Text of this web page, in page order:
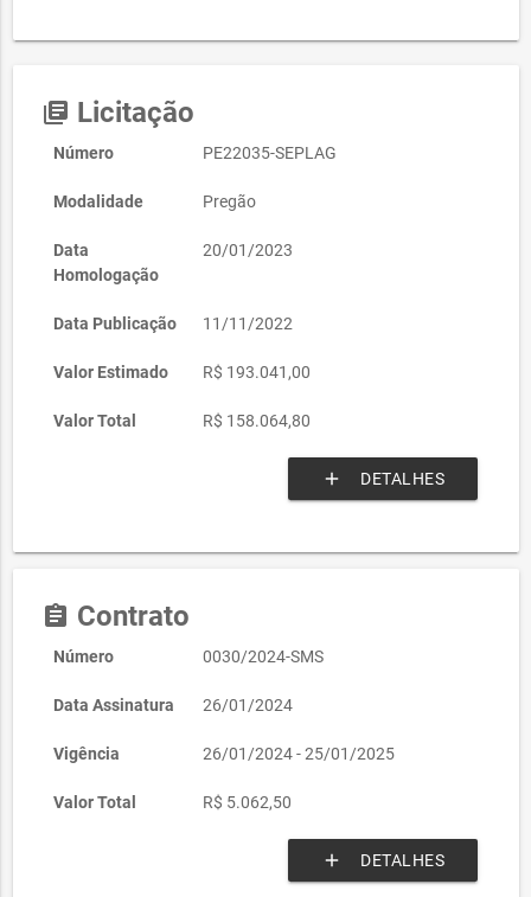
library_books Licitação
Número PE22035-SEPLAG
Modalidade Pregão
Data
Homologação
20/01/2023
Data Publicação 11/11/2022
Valor Estimado R$ 193.041,00
Valor Total R$ 158.064,80
add DETALHES
assignment Contrato
Número 0030/2024-SMS
Data Assinatura 26/01/2024
Vigência 26/01/2024 - 25/01/2025
Valor Total R$ 5.062,50
add DETALHES